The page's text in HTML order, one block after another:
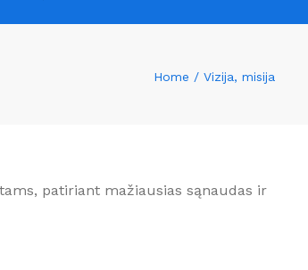
Home Vizija, misija
patiriant mažiausias sąnaudas ir